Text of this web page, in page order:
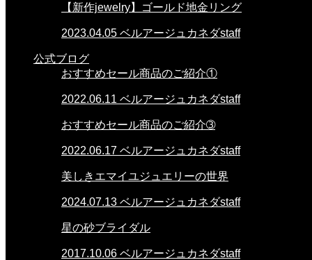
【新作jewelry】ゴールド地金リング
2023.04.05 ベルアージュカネダstaff
公式ブログ
おすすめセール商品のご紹介①
2022.06.11 ベルアージュカネダstaff
おすすめセール商品のご紹介➂
2022.06.17 ベルアージュカネダstaff
美しきエマイユジュエリーの世界
2024.07.13 ベルアージュカネダstaff
星の砂ブライダル
2017.10.06 ベルアージュカネダstaff